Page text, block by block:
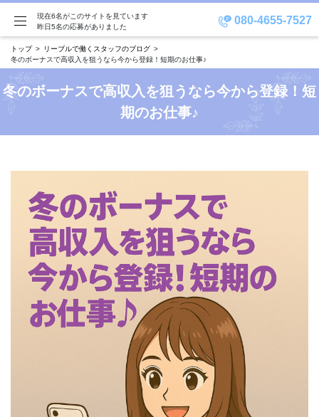
080-4655-7527
現在6名がこのサイトを見ています
昨日5名の応募がありました
トップ
リーブルで働くスタッフのブログ
冬のボーナスで高収入を狙うなら今から登録！短期のお仕事♪
冬のボーナスで高収入を狙うなら今から登録！短
期のお仕事♪